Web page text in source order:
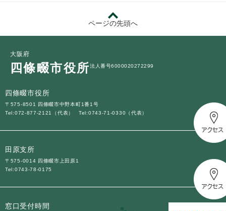
ページの先頭へ
大阪府
四條畷市役所法人番号6000020272299
四條畷市役所
〒575-8501 四條畷市中野本町1番1号
Tel:072-877-2121（代表）
Tel:0743-71-0330（代表）
田原支所
〒575-0014 四條畷市上田原1
Tel:0743-78-0175
窓口受付時間